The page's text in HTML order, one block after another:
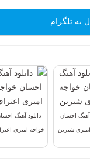
به تلگرام
آهنگ احسان
شیرین
دانلود آهنگ
خواجه امیری